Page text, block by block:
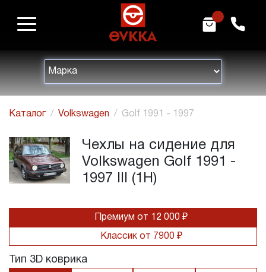
h m
Каталог Volkswagen Golf 1991 - 1997
Чехлы на сидение для
Volkswagen Golf 1991 -
1997 III (1H)
Премиум от 12 000 ₽
Классик от 7900 ₽
Тип 3D коврика